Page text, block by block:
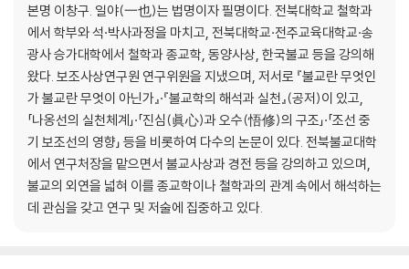
태안사와 혜철 국사
적인의 인문 정신
도선 국사와 광자 대사
4. 성주산문
동방의 대보살, 낭혜 무염
마음과 언어
차별 없는 세상을 향하여
5. 사굴산문
본명 이창구. 일야(一也)는 법명이자 필명이다. 전북대학교 철학과
에서 학부와 석·박사과정을 마치고, 전북대학교·전주교육대학교·송
광사 승가대학에서 철학과 종교학, 동양사상, 한국불교 등을 강의해
왔다. 보조사상연구원 연구위원을 지냈으며, 저서로 『불교란 무엇인
가 불교란 무엇이 아닌가』·『불교학의 해석과 실천』(공저)이 있고,
「나옹선의 실천체계」·「진심(眞心)과 오수(悟修)의 구조」·「조선 중
기 보조선의 영향」 등을 비롯하여 다수의 논문이 있다. 전북불교대학
에서 연구처장을 맡으면서 불교사상과 경전 등을 강의하고 있으며,
불교의 외연을 넓혀 이를 종교학이나 철학과의 관계 속에서 해석하는
데 관심을 갖고 연구 및 저술에 집중하고 있다.